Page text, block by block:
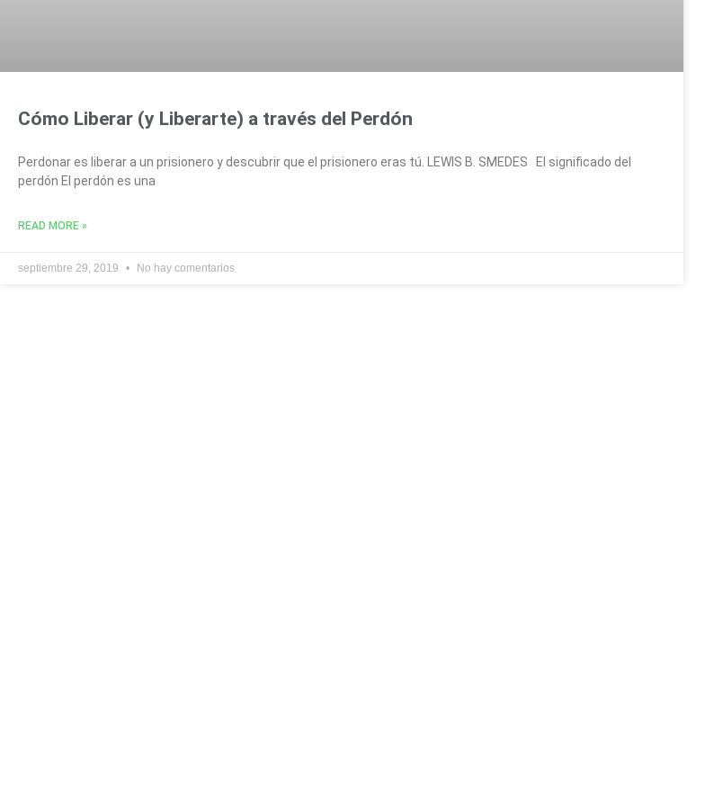
Cómo Liberar (y Liberarte) a través del Perdón
Perdonar es liberar a un prisionero y descubrir que el prisionero eras tú. LEWIS B. SMEDES El significado del
perdón El perdón es una
READ MORE »
septiembre 29, 2019 No hay comentarios